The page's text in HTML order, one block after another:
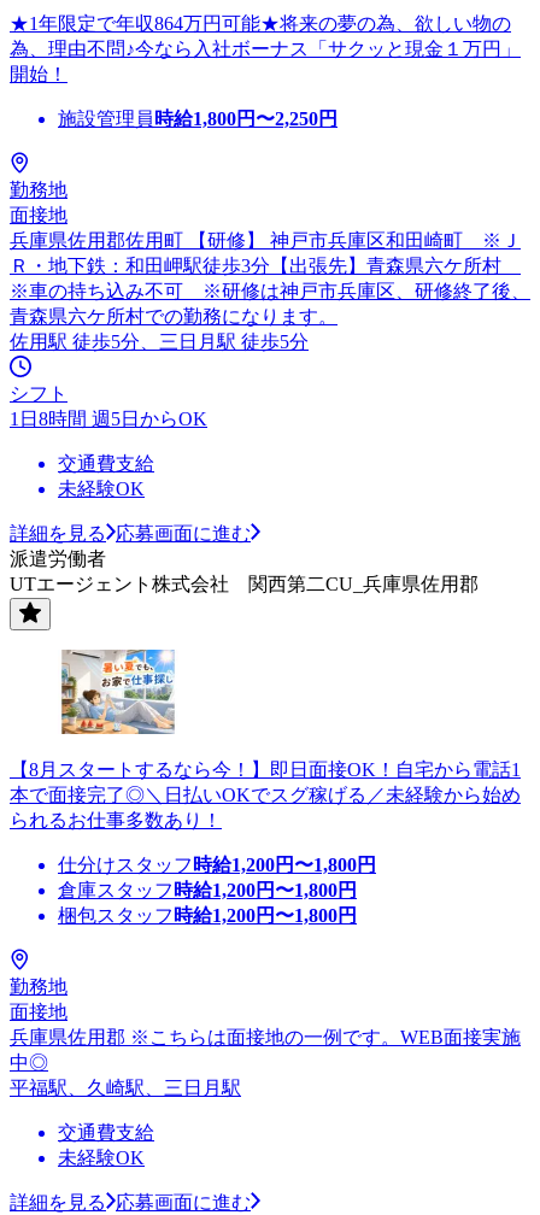
★1年限定で年収864万円可能★将来の夢の為、欲しい物の
為、理由不問♪今なら入社ボーナス「サクッと現金１万円」
開始！
施設管理員 時給1,800円〜2,250円
勤務地
面接地
兵庫県佐用郡佐用町 【研修】 神戸市兵庫区和田崎町 ※Ｊ
Ｒ・地下鉄：和田岬駅徒歩3分【出張先】青森県六ケ所村
※車の持ち込み不可 ※研修は神戸市兵庫区、研修終了後、
青森県六ケ所村での勤務になります。
佐用駅 徒歩5分、三日月駅 徒歩5分
シフト
1日8時間 週5日からOK
交通費支給
未経験OK
詳細を見る
応募画面に進む
派遣労働者
UTエージェント株式会社 関西第二CU_兵庫県佐用郡
【8月スタートするなら今！】即日面接OK！自宅から電話1
本で面接完了◎＼日払いOKでスグ稼げる／未経験から始め
られるお仕事多数あり！
仕分けスタッフ 時給1,200円〜1,800円
倉庫スタッフ 時給1,200円〜1,800円
梱包スタッフ 時給1,200円〜1,800円
勤務地
面接地
兵庫県佐用郡 ※こちらは面接地の一例です。WEB面接実施
中◎
平福駅、久崎駅、三日月駅
交通費支給
未経験OK
詳細を見る
応募画面に進む